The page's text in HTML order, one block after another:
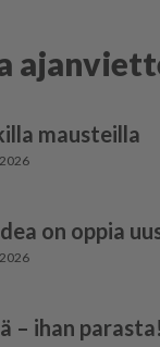
mausteilla
on oppia
– ihan parasta!